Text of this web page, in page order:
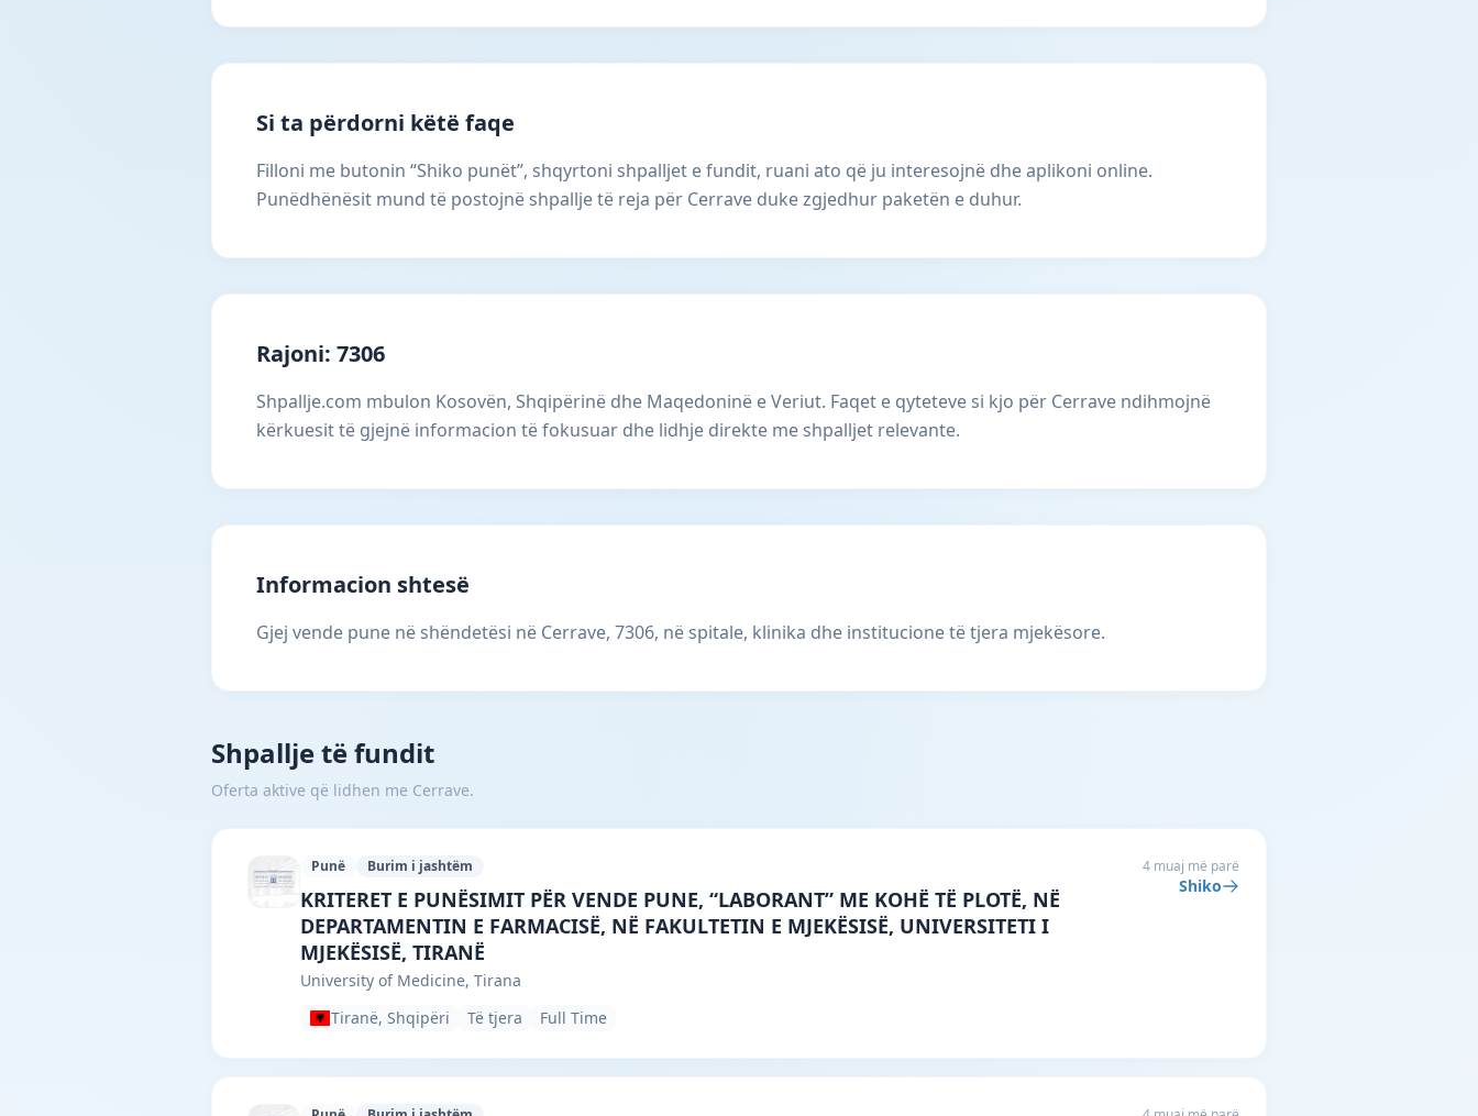
Si ta përdorni këtë faqe
Filloni me butonin “Shiko punët”, shqyrtoni shpalljet e fundit, ruani ato që ju interesojnë dhe aplikoni online.
Punëdhënësit mund të postojnë shpallje të reja për Cerrave duke zgjedhur paketën e duhur.
Rajoni: 7306
Shpallje.com mbulon Kosovën, Shqipërinë dhe Maqedoninë e Veriut. Faqet e qyteteve si kjo për Cerrave ndihmojnë
kërkuesit të gjejnë informacion të fokusuar dhe lidhje direkte me shpalljet relevante.
Informacion shtesë
Gjej vende pune në shëndetësi në Cerrave, 7306, në spitale, klinika dhe institucione të tjera mjekësore.
Shpallje të fundit
Oferta aktive që lidhen me Cerrave.
Punë Burim i jashtëm
University of Medicine, Tirana · Tiranë · #5511 —
KRITERET E PUNËSIMIT PËR VENDE PUNE, “LABORANT” ME KOHË TË PLOTË, NË
DEPARTAMENTIN E FARMACISË, NË FAKULTETIN E MJEKËSISË, UNIVERSITETI I
MJEKËSISË, TIRANË
University of Medicine, Tirana
Tiranë, Shqipëri
Të tjera Full Time
4 muaj më parë
Shiko